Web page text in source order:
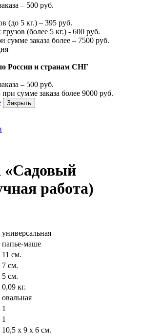
– 500 руб.
(до 5 кг.) – 395 руб.
(более 5 кг.) - 600 руб.
заказа более – 7500 руб.
России и странам СНГ
– 500 руб.
сумме заказа более 9000 руб.
Закрыть
работа)
универсальная
папье-маше
11 см.
7 см.
5 см.
0,09 кг.
овальная
1
1
10,5 х 9 х 6 см.